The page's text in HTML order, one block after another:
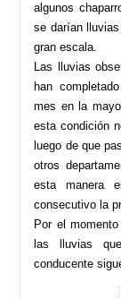
algunos
se darían
gran escala.
Las lluvias
han
mes en la
esta condición
luego de que
otros
esta manera
consecutivo la
Por el
las lluvias
conducente